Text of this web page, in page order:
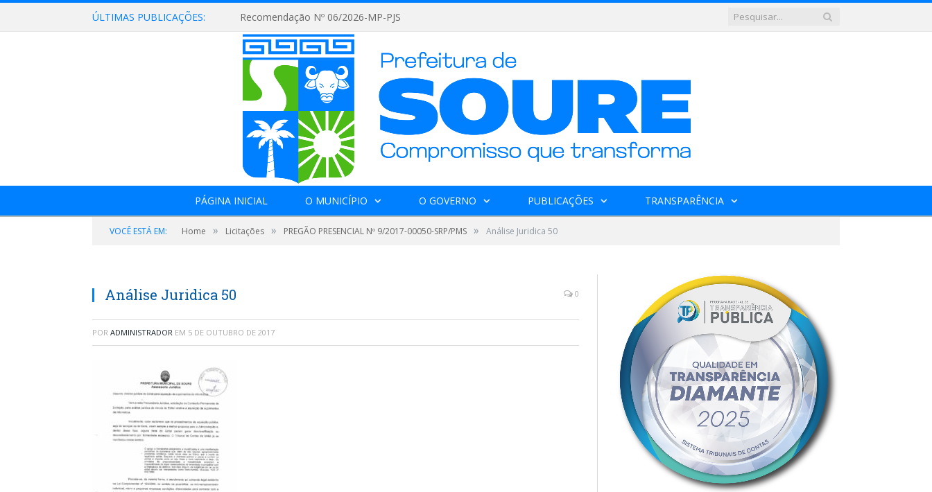
ÚLTIMAS PUBLICAÇÕES: Recomendação Nº 06/2026-MP-PJS
PÁGINA INICIAL O MUNICÍPIO O GOVERNO PUBLICAÇÕES TRANSPARÊNCIA
VOCÊ ESTÁ EM: Home » Licitações » PREGÃO PRESENCIAL Nº 9/2017-00050-SRP/PMS » Análise Juridica 50
Análise Juridica 50 0
POR ADMINISTRADOR EM 5 DE OUTUBRO DE 2017